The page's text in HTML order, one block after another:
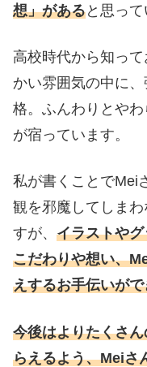
想」があると思って
高校時代から知っ
かい雰囲気の中に
格。ふんわりとや
が宿っています。
私が書くことでMei
観を邪魔してしま
すが、 イラストや
こだわりや想い、
えするお手伝いが
今後はよりたくさ
らえるよう、Meiさ